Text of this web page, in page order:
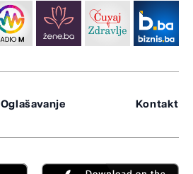
Oglašavanje Kontakt